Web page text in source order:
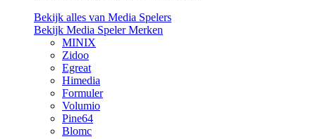
Bekijk alles van Media Spelers
Bekijk Media Speler Merken
MINIX
Zidoo
Egreat
Himedia
Formuler
Volumio
Pine64
Blomc